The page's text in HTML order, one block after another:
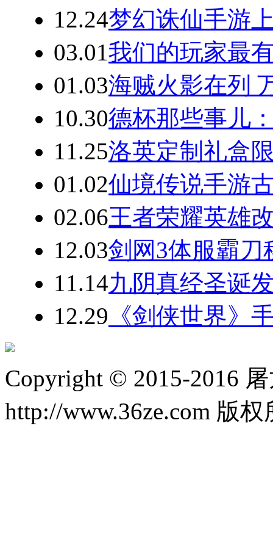
12.24梦幻诛仙手游
03.01我们的玩家最
01.03海贼火影在列
10.30德杯那些事儿
11.25洛英定制礼盒
01.02仙境传说手游
02.06王者荣耀英雄
12.03剑网3体服霸刀
11.14九阴真经圣诞
12.29 《剑侠世界》
Copyright © 2015-2016
http://www.36ze.com 版权